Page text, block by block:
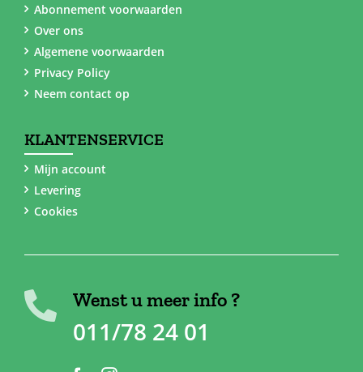
Abonnement voorwaarden
Over ons
Algemene voorwaarden
Privacy Policy
Neem contact op
KLANTENSERVICE
Mijn account
Levering
Cookies
Wenst u meer info ?
011/78 24 01